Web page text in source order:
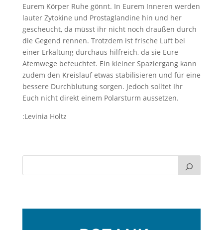
Eurem Körper Ruhe gönnt. In Eurem Inneren werden
lauter Zytokine und Prostaglandine hin und her
gescheucht, da müsst ihr nicht noch draußen durch
die Gegend rennen. Trotzdem ist frische Luft bei
einer Erkältung durchaus hilfreich, da sie Eure
Atemwege befeuchtet. Ein kleiner Spaziergang kann
zudem den Kreislauf etwas stabilisieren und für eine
bessere Durchblutung sorgen. Jedoch solltet Ihr
Euch nicht direkt einem Polarsturm aussetzen.
:Levinia Holtz